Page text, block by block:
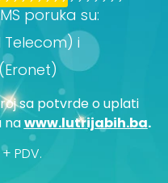
poruka su:
Telecom) i
(Eronet)
sa potvrde o uplati
nawww.lutrijabih.ba.
PDV.